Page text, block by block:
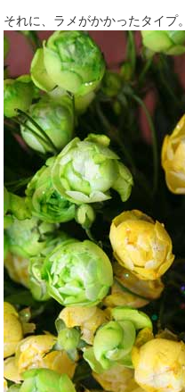
それに、ラメがかかったタイプ。